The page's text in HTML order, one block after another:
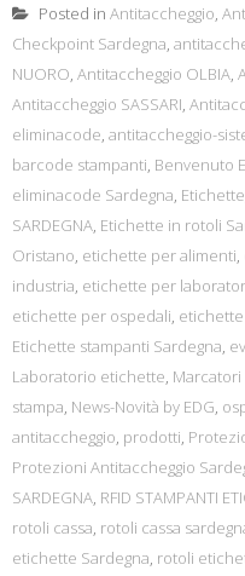
Posted in Antitaccheggio,
Checkpoint Sardegna,
NUORO, Antitaccheggio OLBIA,
Antitaccheggio SASSARI,
eliminacode, antitaccheggio-
barcode stampanti, Benvenuto
eliminacode Sardegna, Etichette
SARDEGNA, Etichette in rotoli
Oristano, etichette per alimenti,
industria, etichette per
etichette per ospedali,
Etichette stampanti Sardegna,
Laboratorio etichette, Marcatori
stampa, News-Novità by EDG,
antitaccheggio, prodotti,
Protezioni Antitaccheggio
SARDEGNA, RFID STAMPANTI
rotoli cassa, rotoli cassa
etichette Sardegna, rotoli